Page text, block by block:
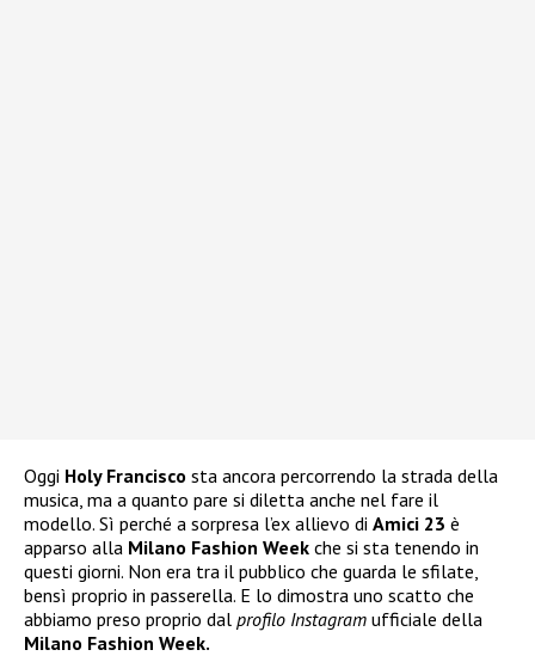
Oggi Holy Francisco sta ancora percorrendo la strada della
musica, ma a quanto pare si diletta anche nel fare il
modello. Sì perché a sorpresa l’ex allievo di Amici 23 è
apparso alla Milano Fashion Week che si sta tenendo in
questi giorni. Non era tra il pubblico che guarda le sfilate,
bensì proprio in passerella. E lo dimostra uno scatto che
abbiamo preso proprio dal profilo Instagram ufficiale della
Milano Fashion Week.